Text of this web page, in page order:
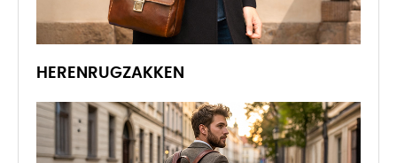
HERENRUGZAKKEN